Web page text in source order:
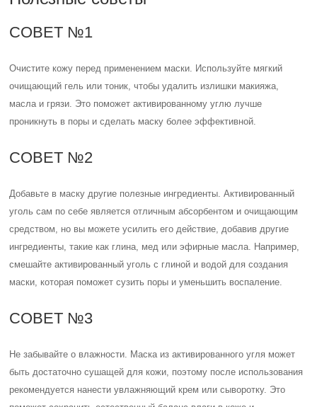
СОВЕТ №1
Очистите кожу перед применением маски. Используйте мягкий
очищающий гель или тоник, чтобы удалить излишки макияжа,
масла и грязи. Это поможет активированному углю лучше
проникнуть в поры и сделать маску более эффективной.
СОВЕТ №2
Добавьте в маску другие полезные ингредиенты. Активированный
уголь сам по себе является отличным абсорбентом и очищающим
средством, но вы можете усилить его действие, добавив другие
ингредиенты, такие как глина, мед или эфирные масла. Например,
смешайте активированный уголь с глиной и водой для создания
маски, которая поможет сузить поры и уменьшить воспаление.
СОВЕТ №3
Не забывайте о влажности. Маска из активированного угля может
быть достаточно сушащей для кожи, поэтому после использования
рекомендуется нанести увлажняющий крем или сыворотку. Это